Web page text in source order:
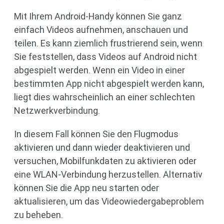
Mit Ihrem Android-Handy können Sie ganz
einfach Videos aufnehmen, anschauen und
teilen. Es kann ziemlich frustrierend sein, wenn
Sie feststellen, dass Videos auf Android nicht
abgespielt werden. Wenn ein Video in einer
bestimmten App nicht abgespielt werden kann,
liegt dies wahrscheinlich an einer schlechten
Netzwerkverbindung.
In diesem Fall können Sie den Flugmodus
aktivieren und dann wieder deaktivieren und
versuchen, Mobilfunkdaten zu aktivieren oder
eine WLAN-Verbindung herzustellen. Alternativ
können Sie die App neu starten oder
aktualisieren, um das Videowiedergabeproblem
zu beheben.